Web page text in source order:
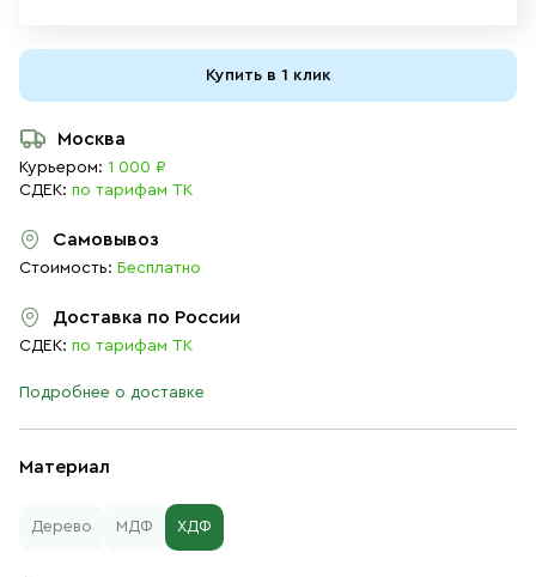
Материал
Дерево МДФ ХДФ
Купить в 1 клик
Москва
Курьером: 1 000 ₽
СДЕК: по тарифам ТК
Самовывоз
Стоимость: Бесплатно
Доставка по России
СДЕК: по тарифам ТК
Подробнее о доставке